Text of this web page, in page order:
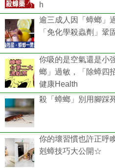
h
逾三成人因「蟑螂」
「免化學殺蟲劑」鞏
你吸的是空氣還是小
螂」過敏，「除蟑四
健康Health
殺「蟑螂」別用腳踩
你的壞習慣也許正
剋蟑技巧大公開☆